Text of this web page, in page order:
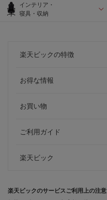
インテリア・
寝具・収納
楽天ビックの特徴
お得な情報
お買い物
ご利用ガイド
楽天ビック
楽天ビックのサービスご利用上の注意